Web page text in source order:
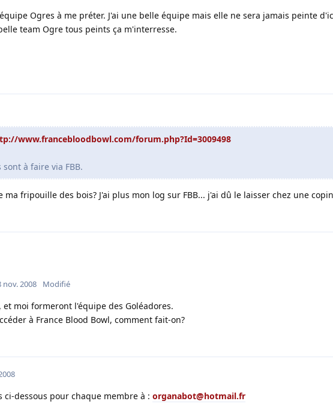
Ogres à me préter. J'ai une belle équipe mais elle ne sera jamais peinte
team Ogre tous peints ça m'interresse.
www.francebloodbowl.com/forum.php?Id=3009498
à faire via FBB.
ma fripouille des bois? J'ai plus mon log sur FBB... j'ai dû le laisser chez une
nov. 2008 Modifié
et moi formeront l'équipe des Goléadores.
à France Blood Bowl, comment fait-on?
ci-dessous pour chaque membre à : organabot@hotmail.fr